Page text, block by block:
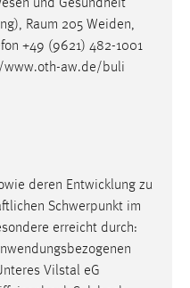
und Gesundheit
Raum 205 Weiden,
+49 (9621) 482-1001
www.oth-aw.de/buli
deren Entwicklung zu
Schwerpunkt im
erreicht durch:
Vilstal eG
Sprache der Website.